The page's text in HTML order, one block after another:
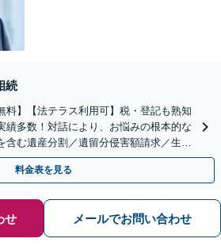
続
料】【法テラス利用可】税・登記も熟知
績多数！対話により、お悩みの根本的な
含む遺産分割／遺留分侵害額請求／生前
全個室】【大宮駅3分】
料金表を見る
せ メールでお問い合わせ